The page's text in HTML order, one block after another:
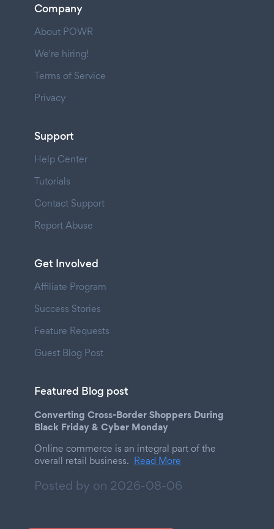
Company
About POWR
We're hiring!
Terms of Service
Privacy
Support
Help Center
Tutorials
Contact Support
Report Abuse
Get Involved
Affiliate Program
Success Stories
Feature Requests
Guest Blog Post
Featured Blog post
Converting Cross-Border Shoppers During
Black Friday & Cyber Monday
Online commerce is an integral part of the
overall retail business. Read More
Posted by on 2026-08-06